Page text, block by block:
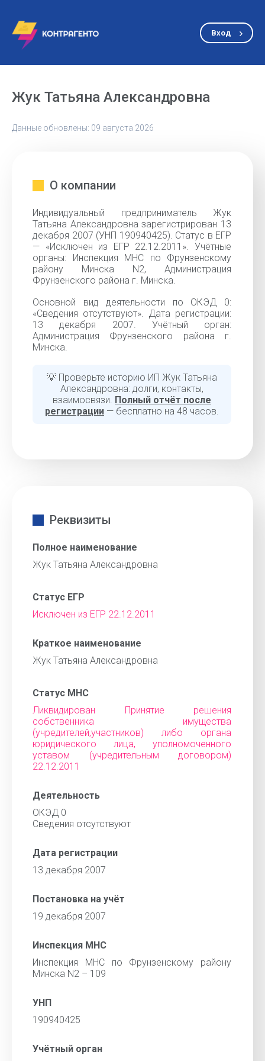
Вход
Жук Татьяна Александровна
Данные обновлены: 09 августа 2026
О компании
Индивидуальный предприниматель Жук
Татьяна Александровна зарегистрирован 13
декабря 2007 (УНП 190940425). Статус в ЕГР
— «Исключен из ЕГР 22.12.2011». Учётные
органы: Инспекция МНС по Фрунзенскому
району Минска N2, Администрация
Фрунзенского района г. Минска.
Основной вид деятельности по ОКЭД 0:
«Сведения отсутствуют». Дата регистрации:
13 декабря 2007. Учётный орган:
Администрация Фрунзенского района г.
Минска.
💡 Проверьте историю ИП Жук Татьяна
Александровна: долги, контакты,
взаимосвязи. Полный отчёт после
регистрации — бесплатно на 48 часов.
Реквизиты
Полное наименование
Жук Татьяна Александровна
Статус ЕГР
Исключен из ЕГР 22.12.2011
Краткое наименование
Жук Татьяна Александровна
Статус МНС
Ликвидирован Принятие решения
собственника имущества
(учредителей,участников) либо органа
юридического лица, уполномоченного
уставом (учредительным договором)
22.12.2011
Деятельность
ОКЭД 0
Сведения отсутствуют
Дата регистрации
13 декабря 2007
Постановка на учёт
19 декабря 2007
Инспекция МНС
Инспекция МНС по Фрунзенскому району
Минска N2 – 109
УНП
190940425
Учётный орган